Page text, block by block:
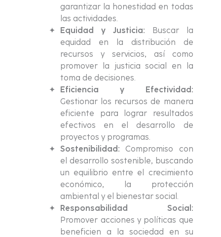
garantizar la honestidad en todas
las actividades.
Equidad y Justicia: Buscar la
equidad en la distribución de
recursos y servicios, así como
promover la justicia social en la
toma de decisiones.
Eficiencia y Efectividad:
Gestionar los recursos de manera
eficiente para lograr resultados
efectivos en el desarrollo de
proyectos y programas.
Sostenibilidad: Compromiso con
el desarrollo sostenible, buscando
un equilibrio entre el crecimiento
económico, la protección
ambiental y el bienestar social.
Responsabilidad Social:
Promover acciones y políticas que
beneficien a la sociedad en su